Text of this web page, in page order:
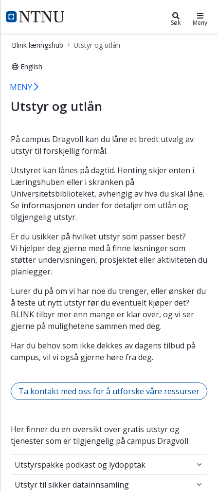
NTNU Hjemmeside
Blink læringshub Søk Meny
Blink læringshub Utstyr og utlån
English
Utstyr og utlån
×
meny
MENY
Utstyr og utlån
På campus Dragvoll kan du låne et bredt utvalg av
utstyr til forskjellig formål.
Utstyret kan lånes på dagtid. Henting skjer enten i
Læringshuben eller i skranken på
Universitetsbiblioteket, avhengig av hva du skal låne.
Se informasjonen under for detaljer om utlån og
tilgjengelig utstyr.
Er du usikker på hvilket utstyr som passer best?
Vi hjelper deg gjerne med å finne løsninger som
støtter undervisningen, prosjektet eller aktiviteten du
planlegger.
Lurer du på om vi har noe du trenger, eller ønsker du
å teste ut nytt utstyr før du eventuelt kjøper det?
BLINK tilbyr mer enn mange er klar over, og vi ser
gjerne på mulighetene sammen med deg.
Har du behov som ikke dekkes av dagens tilbud på
campus, vil vi også gjerne høre fra deg.
Ta kontakt med oss for å utforske våre ressurser
Her finner du en oversikt over gratis utstyr og
tjenester som er tilgjengelig på campus Dragvoll.
Utstyrspakke podkast og lydopptak
Utstyrspakke podkast og lydopptak
Utstyr til sikker datainnsamling
Utstyr til sikker datainnsamling